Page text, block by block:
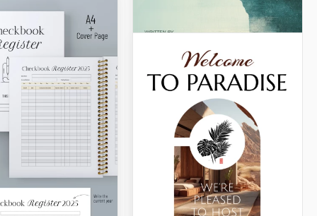
de libro
en
con lindo
un regalo
para los
del bebé? Nuestra
de libro de niños
con un lindo
la opción perfecta.